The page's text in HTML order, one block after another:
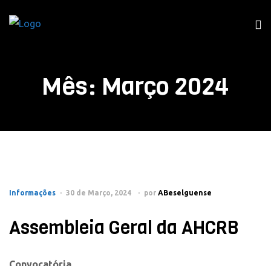
Mês: Março 2024
Informações 30 de Março, 2024 por ABeselguense
Assembleia Geral da AHCRB